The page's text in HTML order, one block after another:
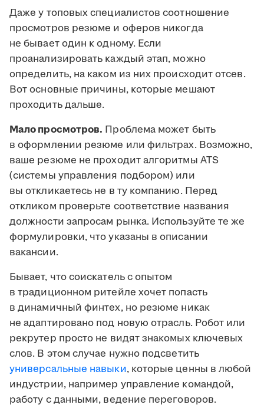
Даже у топовых специалистов соотношение
просмотров резюме и оферов никогда
не бывает один к одному. Если
проанализировать каждый этап, можно
определить, на каком из них происходит отсев.
Вот основные причины, которые мешают
проходить дальше.
Мало просмотров. Проблема может быть
в оформлении резюме или фильтрах. Возможно,
ваше резюме не проходит алгоритмы ATS
(системы управления подбором) или
вы откликаетесь не в ту компанию. Перед
откликом проверьте соответствие названия
должности запросам рынка. Используйте те же
формулировки, что указаны в описании
вакансии.
Бывает, что соискатель с опытом
в традиционном ритейле хочет попасть
в динамичный финтех, но резюме никак
не адаптировано под новую отрасль. Робот или
рекрутер просто не видят знакомых ключевых
слов. В этом случае нужно подсветить
универсальные навыки, которые ценны в любой
индустрии, например управление командой,
работу с данными, ведение переговоров.